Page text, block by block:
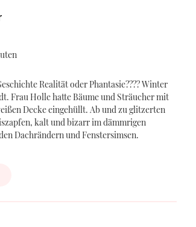
Realität oder Phantasie???? Winter
Frau Holle hatte Bäume und Sträucher mit
Decke eingehüllt. Ab und zu glitzerten
kalt und bizarr im dämmrigen
Dachrändern und Fenstersimsen.